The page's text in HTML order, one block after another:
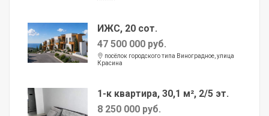
ИЖС, 20 сот.
47 500 000 руб.
посёлок городского типа Виноградное, улица
Красина
1-к квартира, 30,1 м², 2/5 эт.
8 250 000 руб.